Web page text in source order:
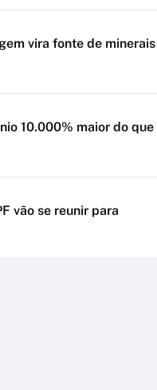
vira fonte de minerais
10.000% maior do que
vão se reunir para